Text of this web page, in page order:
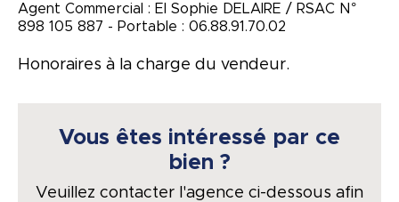
Agent Commercial : EI Sophie DELAIRE / RSAC N°
898 105 887 - Portable : 06.88.91.70.02
Honoraires à la charge du vendeur.
Vous êtes intéressé par ce
bien ?
Veuillez contacter l'agence ci-dessous afin